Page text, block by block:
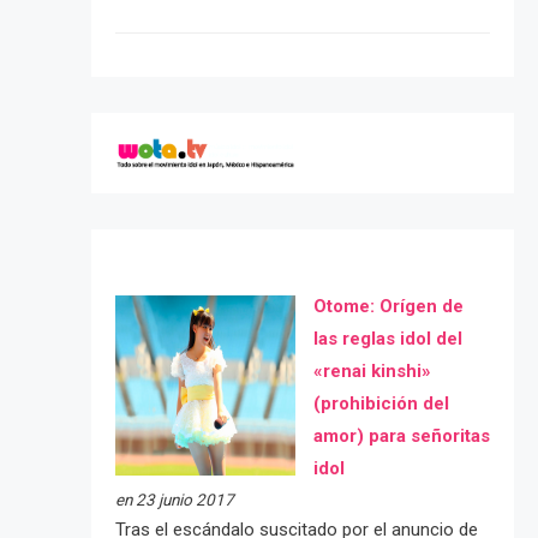
Otome: Orígen de
las reglas idol del
«renai kinshi»
(prohibición del
amor) para señoritas
idol
en 23 junio 2017
Tras el escándalo suscitado por el anuncio de